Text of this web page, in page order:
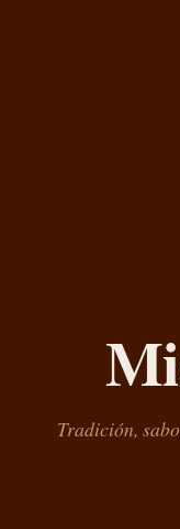
Tradición,